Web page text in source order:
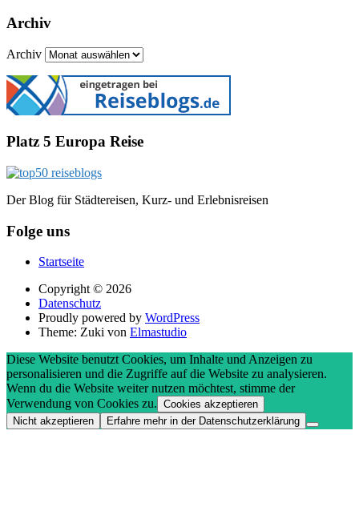
Archiv
Archiv
Platz 5 Europa Reise
Der Blog für Städtereisen, Kurz- und Erlebnisreisen
Folge uns
Startseite
Copyright © 2026
Datenschutz
Proudly powered by WordPress
Theme: Zuki von Elmastudio
Diese Website benutzt Cookies, um Inhalte und Anzeigen zu
personalisieren und die Zugriffe auf die Website zu analysieren.
Wenn du die Website weiter nutzen möchtest, stimme der
Verwendung von Cookies zu. Cookies akzeptieren
Nicht akzeptieren
Erfahre mehr in der Datenschutzerklärung